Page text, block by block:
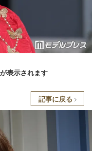
表示されます
記事に戻る